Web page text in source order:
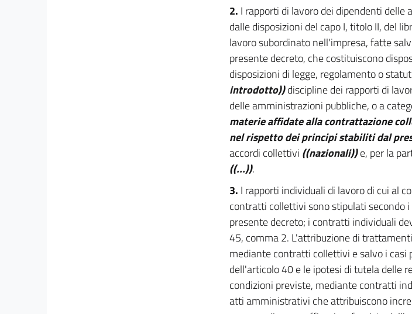
2. I rapporti di lavoro dei dipendenti
dalle disposizioni del capo I, titolo II, del
lavoro subordinato nell'impresa, fatte
presente decreto, che costituiscono
disposizioni di legge, regolamento o
introdotto))discipline dei rapporti di
delle amministrazioni pubbliche, o a
materie affidate alla contrattazione
nel rispetto dei principi stabiliti dal
accordi collettivi ((nazionali))e, per la
((...)).
3. I rapporti individuali di lavoro di cui al
contratti collettivi sono stipulati secondo
presente decreto; i contratti individuali
45, comma 2. L'attribuzione di
mediante contratti collettivi e salvo i
dell'articolo 40 e le ipotesi di tutela delle
condizioni previste, mediante contratti
atti amministrativi che attribuiscono